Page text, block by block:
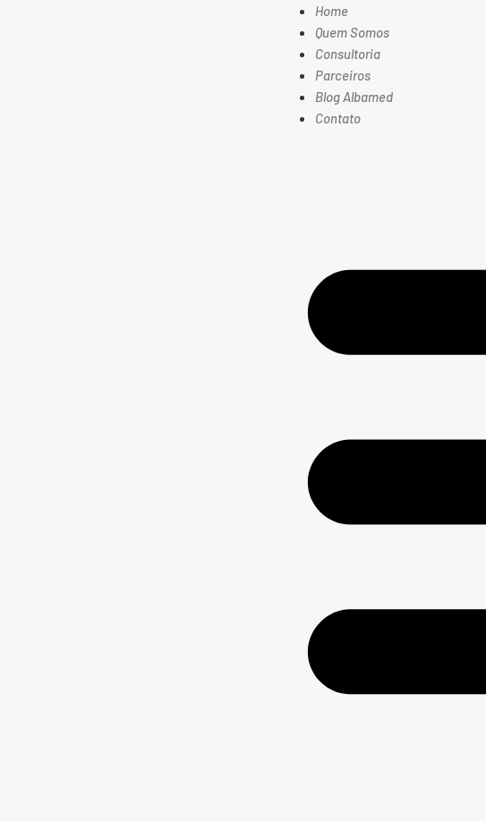
Home
Quem Somos
Consultoria
Parceiros
Blog Albamed
Contato